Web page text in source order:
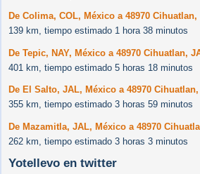
De Colima, COL, México a 48970
139 km, tiempo estimado 1 hora 38 minutos
De Tepic, NAY, México a 48970 Cihuatlan,
401 km, tiempo estimado 5 horas 18 minutos
De El Salto, JAL, México a 48970
355 km, tiempo estimado 3 horas 59 minutos
De Mazamitla, JAL, México a 48970
262 km, tiempo estimado 3 horas 3 minutos
Yotellevo en twitter